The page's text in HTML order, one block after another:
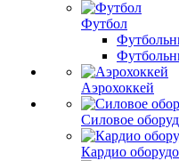
Футбол
Аэрохоккей
Силовое
Кардио